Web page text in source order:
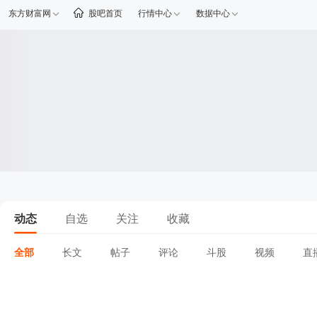
东方财富网 股吧首页 行情中心 数据中心
动态 自选 关注 收藏
全部 长文 帖子 评论 斗股 视频 直